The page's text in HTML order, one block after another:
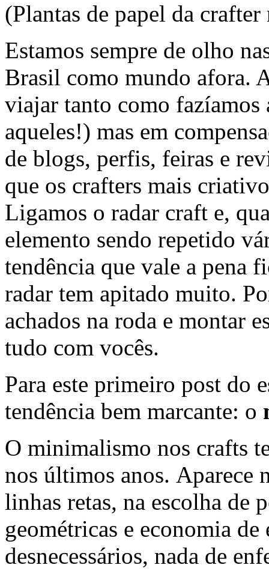
(Plantas de papel da
Estamos sempre de olho
Brasil como mundo afora.
viajar tanto como fazíamos
aqueles!) mas em
de blogs, perfis, feiras e
que os crafters mais
Ligamos o radar craft e,
elemento sendo repetido
tendência que vale a pena
radar tem apitado muito.
achados na roda e montar
tudo com vocês.
Para este primeiro post do
tendência bem marcante: o
O minimalismo nos crafts
nos últimos anos. Aparece
linhas retas, na escolha de
geométricas e economia
desnecessários, nada de